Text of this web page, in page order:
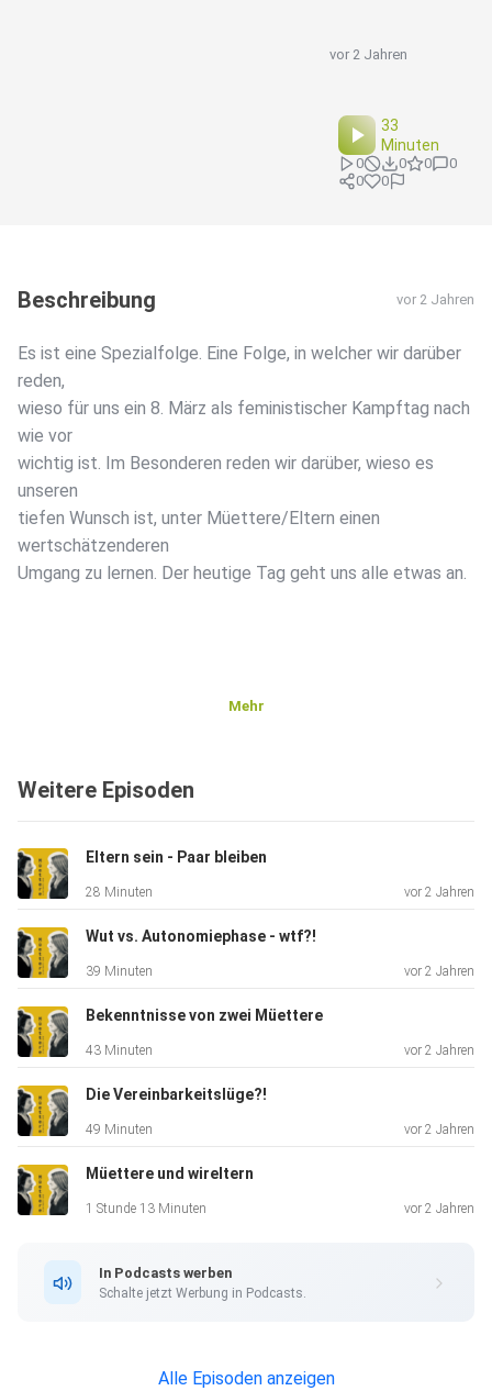
vor 2 Jahren
33
Minuten
0 0 0
0
0
0
Beschreibung vor 2 Jahren
Es ist eine Spezialfolge. Eine Folge, in welcher wir darüber
reden,
wieso für uns ein 8. März als feministischer Kampftag nach
wie vor
wichtig ist. Im Besonderen reden wir darüber, wieso es
unseren
tiefen Wunsch ist, unter Müettere/Eltern einen
wertschätzenderen
Umgang zu lernen. Der heutige Tag geht uns alle etwas an.
Mehr
Weitere Episoden
Eltern sein - Paar bleiben
28 Minuten vor 2 Jahren
Wut vs. Autonomiephase - wtf?!
39 Minuten vor 2 Jahren
Bekenntnisse von zwei Müettere
43 Minuten vor 2 Jahren
Die Vereinbarkeitslüge?!
49 Minuten vor 2 Jahren
Müettere und wireltern
1 Stunde 13 Minuten vor 2 Jahren
In Podcasts werben
Schalte jetzt Werbung in Podcasts.
Alle Episoden anzeigen